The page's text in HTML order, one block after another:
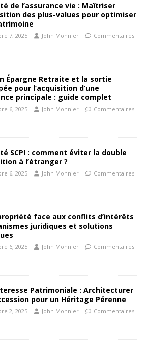
de l’assurance vie : Maîtriser
des plus-values pour optimiser
7, 2025 John Monnier
Commentaires
Épargne Retraite et la sortie
pour l’acquisition d’une
principale : guide complet
6, 2025 John Monnier
Commentaires
SCPI : comment éviter la double
à l’étranger ?
6, 2025 John Monnier
Commentaires
face aux conflits d’intérêts
juridiques et solutions
6, 2025 John Monnier
Commentaires
Patrimoniale : Architecturer
pour un Héritage Pérenne
2, 2025 John Monnier
Commentaires